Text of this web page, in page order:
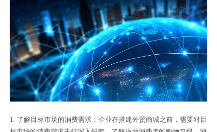
1. 了解目标市场的消费需求：企业在搭建外贸商城之前，需要对目